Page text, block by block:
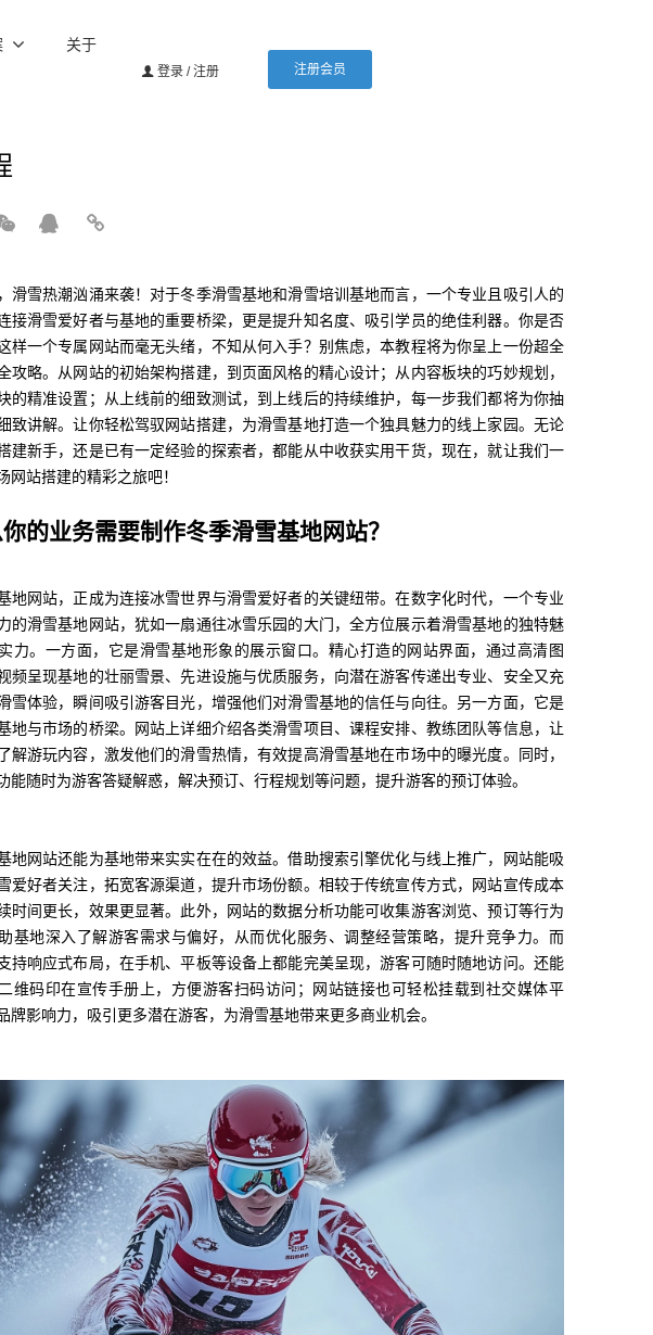
关于
登录 / 注册 注册会员
滑雪热潮汹涌来袭！对于冬季滑雪基地和滑雪培训基地而言，一个专业且吸引人的
接滑雪爱好者与基地的重要桥梁，更是提升知名度、吸引学员的绝佳利器。你是否
样一个专属网站而毫无头绪，不知从何入手？别焦虑，本教程将为你呈上一份超全
攻略。从网站的初始架构搭建，到页面风格的精心设计；从内容板块的巧妙规划，
的精准设置；从上线前的细致测试，到上线后的持续维护，每一步我们都将为你抽
致讲解。让你轻松驾驭网站搭建，为滑雪基地打造一个独具魅力的线上家园。无论
建新手，还是已有一定经验的探索者，都能从中收获实用干货，现在，就让我们一
网站搭建的精彩之旅吧！
的业务需要制作冬季滑雪基地网站？
地网站，正成为连接冰雪世界与滑雪爱好者的关键纽带。在数字化时代，一个专业
的滑雪基地网站，犹如一扇通往冰雪乐园的大门，全方位展示着滑雪基地的独特魅
力。一方面，它是滑雪基地形象的展示窗口。精心打造的网站界面，通过高清图
频呈现基地的壮丽雪景、先进设施与优质服务，向潜在游客传递出专业、安全又充
雪体验，瞬间吸引游客目光，增强他们对滑雪基地的信任与向往。另一方面，它是
地与市场的桥梁。网站上详细介绍各类滑雪项目、课程安排、教练团队等信息，让
解游玩内容，激发他们的滑雪热情，有效提高滑雪基地在市场中的曝光度。同时，
能随时为游客答疑解惑，解决预订、行程规划等问题，提升游客的预订体验。
地网站还能为基地带来实实在在的效益。借助搜索引擎优化与线上推广，网站能吸
爱好者关注，拓宽客源渠道，提升市场份额。相较于传统宣传方式，网站宣传成本
时间更长，效果更显著。此外，网站的数据分析功能可收集游客浏览、预订等行为
基地深入了解游客需求与偏好，从而优化服务、调整经营策略，提升竞争力。而
持响应式布局，在手机、平板等设备上都能完美呈现，游客可随时随地访问。还能
维码印在宣传手册上，方便游客扫码访问；网站链接也可轻松挂载到社交媒体平
牌影响力，吸引更多潜在游客，为滑雪基地带来更多商业机会。